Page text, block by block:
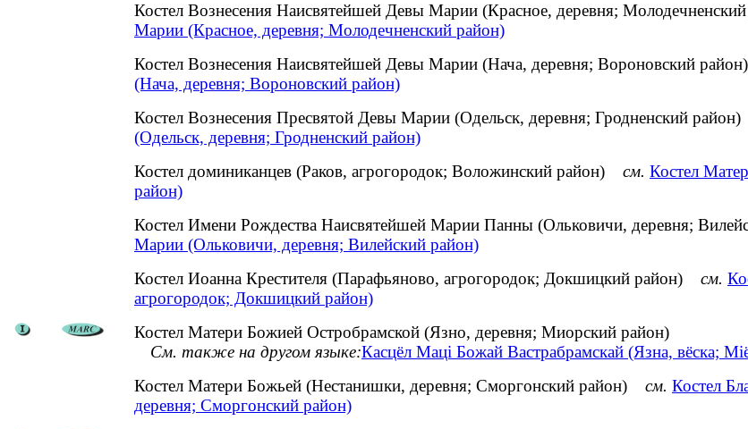
Костел Вознесения Наисвятейшей Девы Марии (Красное, деревня;
Марии (Красное, деревня; Молодечненский район)
Костел Вознесения Наисвятейшей Девы Марии (Нача, деревня; Вороновский
(Нача, деревня; Вороновский район)
Костел Вознесения Пресвятой Девы Марии (Одельск, деревня; Гродненский
(Одельск, деревня; Гродненский район)
Костел доминиканцев (Раков, агрогородок; Воложинский район) см. Костел
район)
Костел Имени Рождества Наисвятейшей Марии Панны (Ольковичи, деревня;
Марии (Ольковичи, деревня; Вилейский район)
Костел Иоанна Крестителя (Парафьяново, агрогородок; Докшицкий район) см.
агрогородок; Докшицкий район)
Костел Матери Божией Остробрамской (Язно, деревня; Миорский район)
См. также на другом языке:Касцёл Маці Божай Вастрабрамскай (Язна, вёска;
Костел Матери Божьей (Нестанишки, деревня; Сморгонский район) см. Костел
деревня; Сморгонский район)